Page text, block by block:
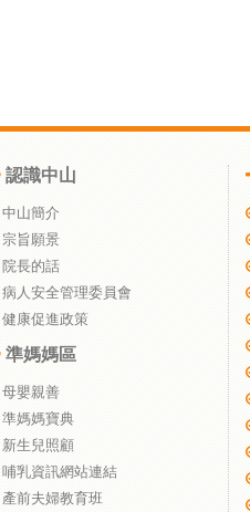
認識中山
中山簡介
宗旨願景
院長的話
病人安全管理委員會
健康促進政策
準媽媽區
母嬰親善
準媽媽寶典
新生兒照顧
哺乳資訊網站連結
產前夫婦教育班